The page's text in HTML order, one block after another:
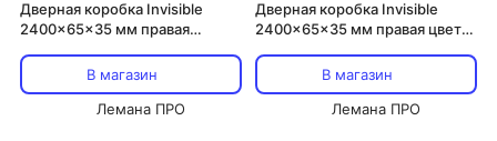
Дверная коробка Invisible
2400x65x35 мм правая
В магазин
Лемана ПРО
Дверная коробка Invisible
2400x65x35 мм правая цвет
В магазин
Лемана ПРО